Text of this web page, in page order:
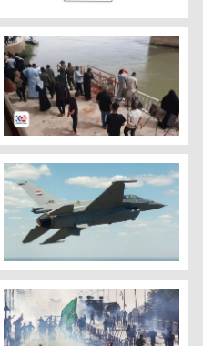
خلية الاعلام الامني تنفي
مكان تنفيذ مجزرة سبايكر
المقاتلات العراقية تنّفذ